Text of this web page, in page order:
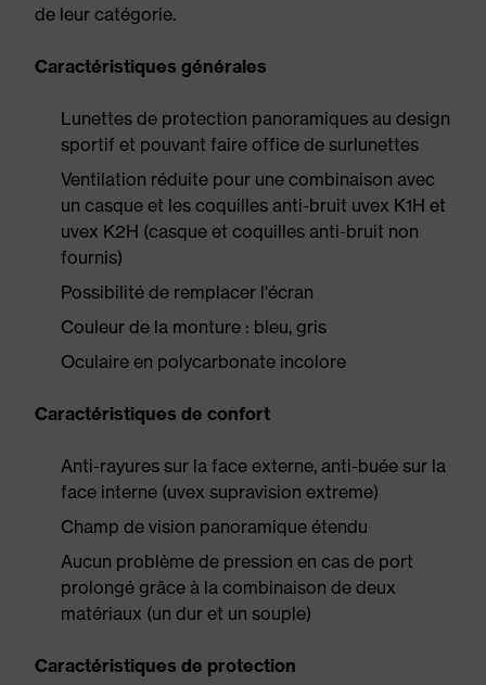
de leur catégorie.
Caractéristiques générales
Lunettes de protection panoramiques au design
sportif et pouvant faire office de surlunettes
Ventilation réduite pour une combinaison avec
un casque et les coquilles anti-bruit uvex K1H et
uvex K2H (casque et coquilles anti-bruit non
fournis)
Possibilité de remplacer l'écran
Couleur de la monture : bleu, gris
Oculaire en polycarbonate incolore
Caractéristiques de confort
Anti-rayures sur la face externe, anti-buée sur la
face interne (uvex supravision extreme)
Champ de vision panoramique étendu
Aucun problème de pression en cas de port
prolongé grâce à la combinaison de deux
matériaux (un dur et un souple)
Caractéristiques de protection